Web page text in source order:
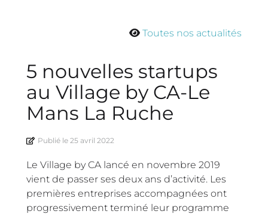
Toutes nos actualités
5 nouvelles startups
au Village by CA-Le
Mans La Ruche
Publié le 25 avril 2022
Le Village by CA lancé en novembre 2019
vient de passer ses deux ans d’activité. Les
premières entreprises accompagnées ont
progressivement terminé leur programme